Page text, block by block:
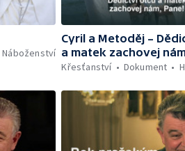
Náboženství
Cyril a Metoděj –
a matek zachovej
Křesťanství
Dokument